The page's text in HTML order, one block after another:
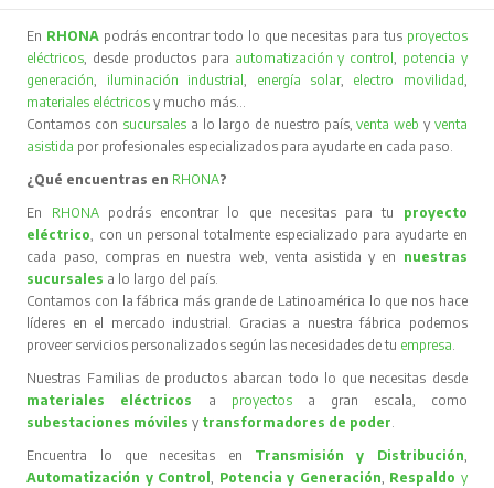
En RHONA podrás encontrar todo lo que necesitas para tus proyectos
eléctricos, desde productos para automatización y control, potencia y
generación, iluminación industrial, energía solar, electro movilidad,
materiales eléctricos y mucho más…
Contamos con sucursales a lo largo de nuestro país,venta web y venta
asistida por profesionales especializados para ayudarte en cada paso.
¿Qué encuentras en RHONA?
En RHONA podrás encontrar lo que necesitas para tu proyecto
eléctrico, con un personal totalmente especializado para ayudarte en
cada paso, compras en nuestra web, venta asistida y en nuestras
sucursales a lo largo del país.
Contamos con la fábrica más grande de Latinoamérica lo que nos hace
líderes en el mercado industrial. Gracias a nuestra fábrica podemos
proveer servicios personalizados según las necesidades de tu empresa.
Nuestras Familias de productos abarcan todo lo que necesitas desde
materiales eléctricos
a proyectos
a gran escala, como
subestaciones móvilesy transformadores de poder.
Encuentra lo que necesitas en Transmisión y Distribución,
Automatización y Control, Potencia y Generación, Respaldo y